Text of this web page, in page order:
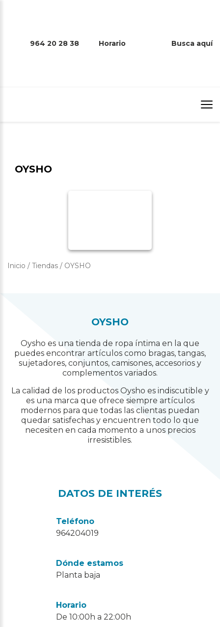
964 20 28 38 Horario Busca aquí
OYSHO
Inicio / Tiendas / OYSHO
OYSHO
Oysho es una tienda de ropa íntima en la que
puedes encontrar artículos como bragas, tangas,
sujetadores, conjuntos, camisones, accesorios y
complementos variados.
La calidad de los productos Oysho es indiscutible y
es una marca que ofrece siempre artículos
modernos para que todas las clientas puedan
quedar satisfechas y encuentren todo lo que
necesiten en cada momento a unos precios
irresistibles.
DATOS DE INTERÉS
Teléfono
964204019
Dónde estamos
Planta baja
Horario
De 10:00h a 22:00h